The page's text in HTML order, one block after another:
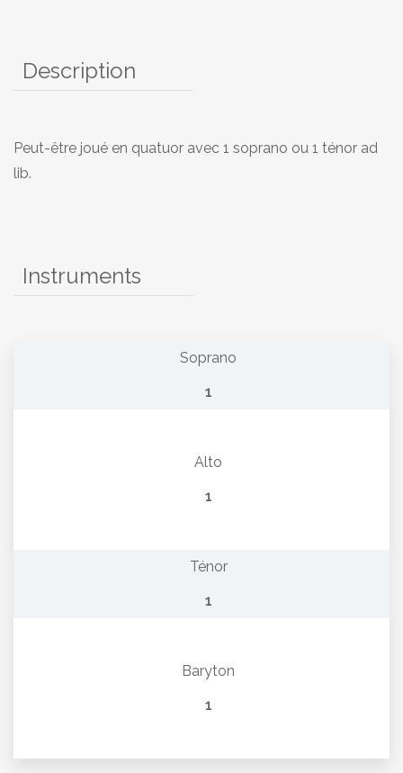
Description
Peut-être joué en quatuor avec 1 soprano ou 1 ténor ad
lib.
Instruments
Soprano
1
Alto
1
Ténor
1
Baryton
1